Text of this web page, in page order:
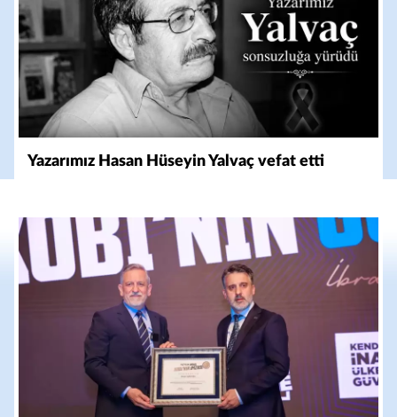
Yazarımız Hasan Hüseyin Yalvaç vefat etti